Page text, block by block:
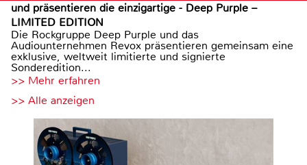
und präsentieren die einzigartige - Deep Purple –
LIMITED EDITION
Die Rockgruppe Deep Purple und das
Audiounternehmen Revox präsentieren gemeinsam eine
exklusive, weltweit limitierte und signierte
Sonderedition...
>> Mehr erfahren
>> Alle anzeigen